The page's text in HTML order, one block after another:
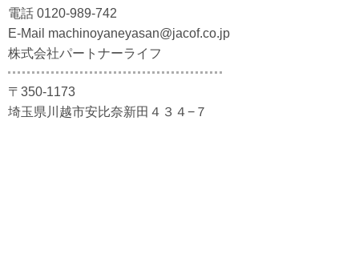
電話 0120-989-742
E-Mail machinoyaneyasan@jacof.co.jp
株式会社パートナーライフ
〒350-1173
埼玉県川越市安比奈新田４３４−７